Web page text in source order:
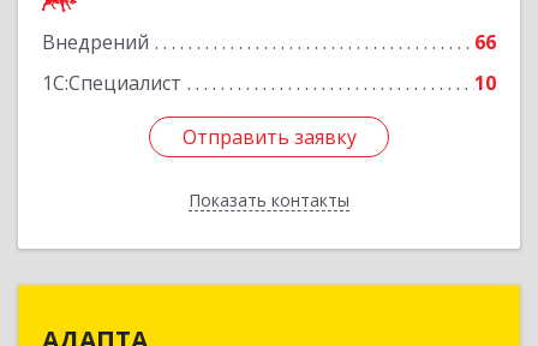
Внедрений
66
1С:Специалист
10
Отправить заявку
Показать контакты
Отправить заявку
Назад